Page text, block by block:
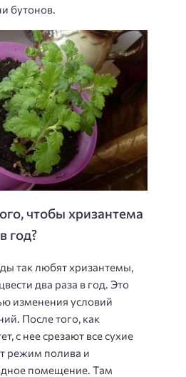
бутонов.
чтобы хризантема
год?
так любят хризантемы,
два раза в год. Это
изменения условий
После того, как
с нее срезают все сухие
режим полива и
помещение. Там